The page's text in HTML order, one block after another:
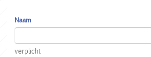
Naam
verplicht